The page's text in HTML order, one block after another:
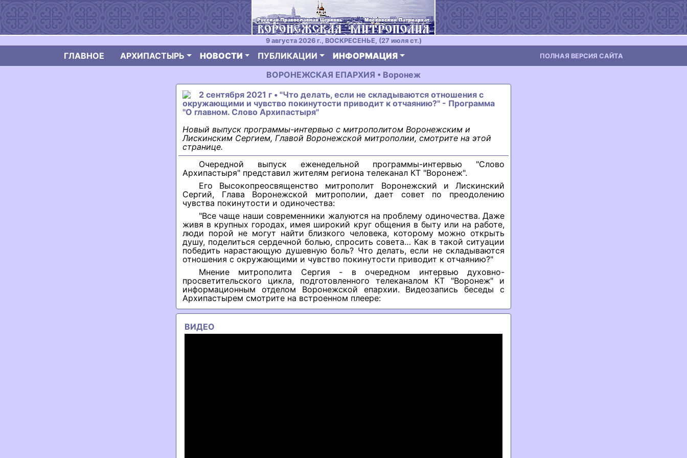
9 августа 2026 г., ВОСКРЕСЕНЬЕ, (27 июля ст.)
ГЛАВНОЕ АРХИПАСТЫРЬ НОВОСТИ ПУБЛИКАЦИИ ИНФОРМАЦИЯ ПОЛНАЯ ВЕРСИЯ САЙТА
ВОРОНЕЖСКАЯ ЕПАРХИЯ • Воронеж
2 сентября 2021 г • "Что делать, если не складываются отношения с
окружающими и чувство покинутости приводит к отчаянию?" - Программа
"О главном. Слово Архипастыря"
Новый выпуск программы-интервью с митрополитом Воронежским и
Лискинским Сергием, Главой Воронежской митрополии, смотрите на этой
странице.
Очередной выпуск еженедельной программы-интервью "Слово
Архипастыря" представил жителям региона телеканал КТ "Воронеж".
Его Высокопреосвященство митрополит Воронежский и Лискинский
Сергий, Глава Воронежской митрополии, дает совет по преодолению
чувства покинутости и одиночества:
"Все чаще наши современники жалуются на проблему одиночества. Даже
живя в крупных городах, имея широкий круг общения в быту или на работе,
люди порой не могут найти близкого человека, которому можно открыть
душу, поделиться сердечной болью, спросить совета… Как в такой ситуации
победить нарастающую душевную боль? Что делать, если не складываются
отношения с окружающими и чувство покинутости приводит к отчаянию?"
Мнение митрополита Сергия - в очередном интервью духовно-
просветительского цикла, подготовленного телеканалом КТ "Воронеж" и
информационным отделом Воронежской епархии. Видеозапись беседы с
Архипастырем смотрите на встроенном плеере:
ВИДЕО